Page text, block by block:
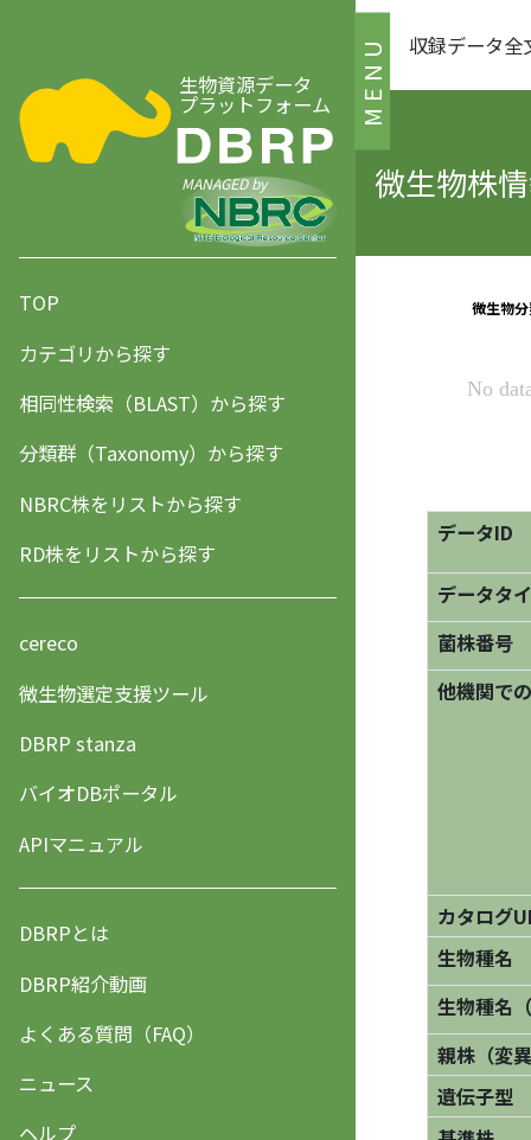
MENU
生物資源データ
プラットフォーム
MANAGED by
TOP
カテゴリから探す
相同性検索（BLAST）から探す
分類群（Taxonomy）から探す
NBRC株をリストから探す
RD株をリストから探す
cereco
微生物選定支援ツール
DBRP stanza
バイオDBポータル
APIマニュアル
DBRPとは
DBRP紹介動画
よくある質問（FAQ）
ニュース
ヘルプ
収録データ全
微生物株
データID
データタ
菌株番号
他機関で
カタログ
生物種名
生物種名
親株（変
遺伝子型